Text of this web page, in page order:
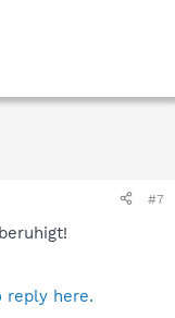
#7
reply here.